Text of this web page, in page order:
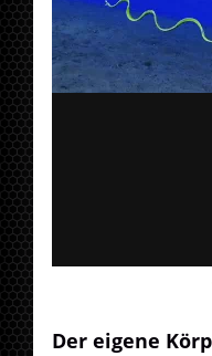
Der eigene